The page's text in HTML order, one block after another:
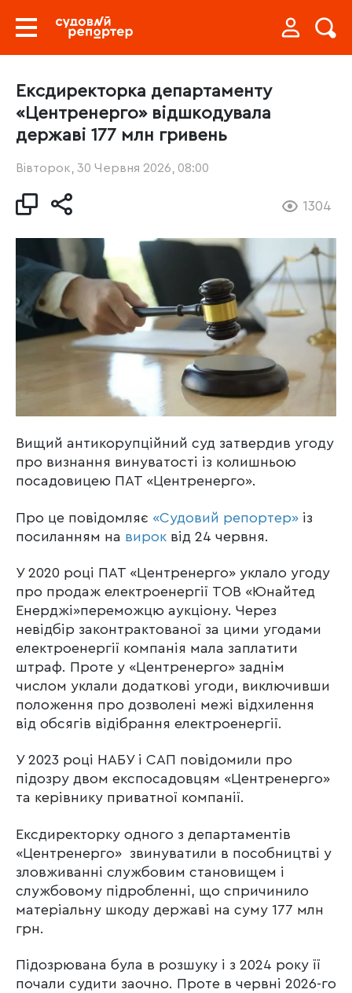
Ексдиректорка департаменту
«Центренерго» відшкодувала
державі 177 млн гривень
Вівторок, 30 Червня 2026, 08:00
1304
Вищий антикорупційний суд затвердив угоду
про визнання винуватості із колишньою
посадовицею ПАТ «Центренерго».
Про це повідомляє «Судовий репортер» із
посиланням на вирок від 24 червня.
У 2020 році ПАТ «Центренерго» уклало угоду
про продаж електроенергії ТОВ «Юнайтед
Енерджі»переможцю аукціону. Через
невідбір законтрактованої за цими угодами
електроенергії компанія мала заплатити
штраф. Проте у «Центренерго» заднім
числом уклали додаткові угоди, виключивши
положення про дозволені межі відхилення
від обсягів відібрання електроенергії.
У 2023 році НАБУ і САП повідомили про
підозру двом експосадовцям «Центренерго»
та керівнику приватної компанії.
Ексдиректорку одного з департаментів
«Центренерго» звинуватили в пособництві у
зловживанні службовим становищем і
службовому підробленні, що спричинило
матеріальну шкоду державі на суму 177 млн
грн.
Підозрювана була в розшуку і з 2024 року її
почали судити заочно. Проте в червні 2026-го